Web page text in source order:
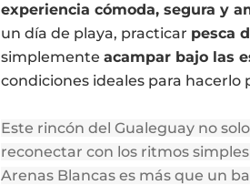
experiencia cómoda, segura y
un día de playa, practicar pesca
simplemente acampar bajo las
condiciones ideales para hacerlo
Este rincón del Gualeguay no
reconectar con los ritmos
Arenas Blancas es más que un